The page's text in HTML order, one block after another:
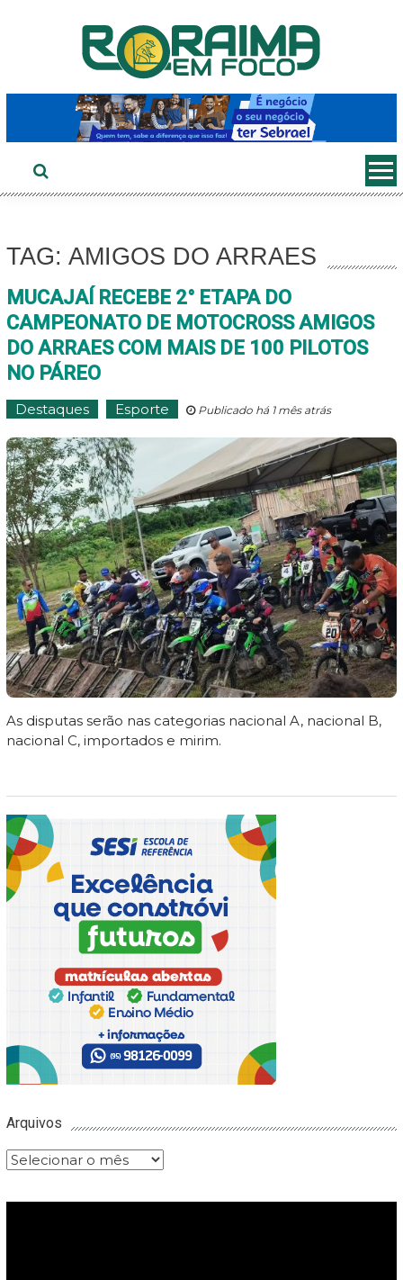
TAG: AMIGOS DO ARRAES
MUCAJAÍ RECEBE 2° ETAPA DO
CAMPEONATO DE MOTOCROSS AMIGOS
DO ARRAES COM MAIS DE 100 PILOTOS
NO PÁREO
Destaques Esporte Publicado há 1 mês atrás
As disputas serão nas categorias nacional A, nacional B,
nacional C, importados e mirim.
Arquivos
Arquivos